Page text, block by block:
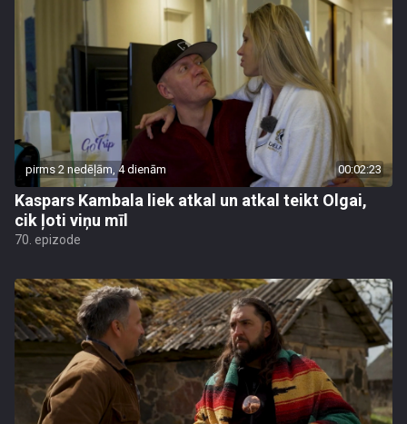
pirms 2 nedēļām, 4 dienām 00:02:23
Kaspars Kambala liek atkal un atkal teikt Olgai,
cik ļoti viņu mīl
70. epizode